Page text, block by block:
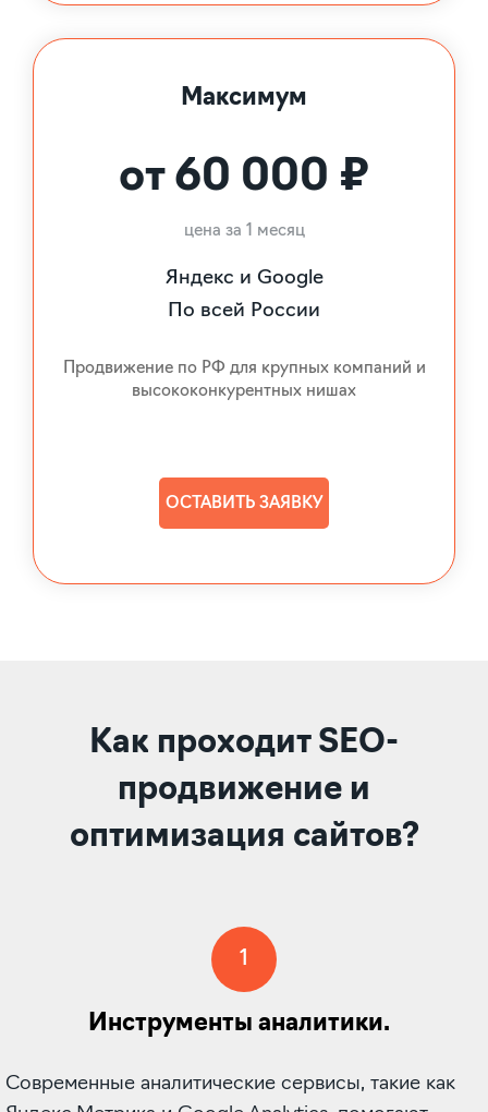
Максимум
от 60 000 ₽
цена за 1 месяц
Яндекс и Google
По всей России
Продвижение по РФ для крупных компаний и
высококонкурентных нишах
ОСТАВИТЬ ЗАЯВКУ
Как проходит SEO-
продвижение и
оптимизация сайтов?
1
Инструменты аналитики.
Современные аналитические сервисы, такие как